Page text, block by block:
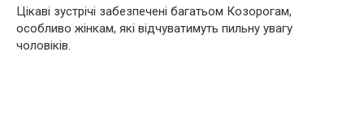
Цікаві зустрічі забезпечені багатьом Козорогам,
особливо жінкам, які відчуватимуть пильну увагу
чоловіків.